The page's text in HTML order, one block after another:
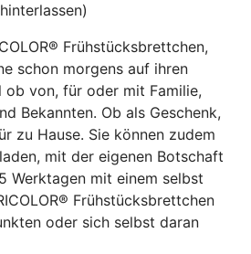
Frühstücksbrettchen,
schon morgens auf ihren
ob von, für oder mit Familie,
Bekannten. Ob als Geschenk,
zu Hause. Sie können zudem
mit der eigenen Botschaft
Werktagen mit einem selbst
Frühstücksbrettchen
oder sich selbst daran